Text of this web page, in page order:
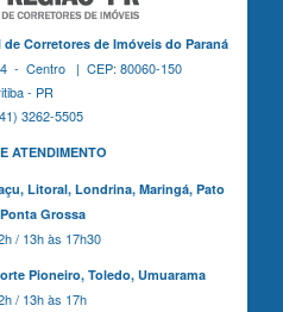
Corretores de Imóveis do Paraná
- Centro | CEP: 80060-150
- PR
3262-5505
ATENDIMENTO
Litoral, Londrina, Maringá, Pato
Ponta Grossa
/ 13h às 17h30
Pioneiro, Toledo, Umuarama
/ 13h às 17h